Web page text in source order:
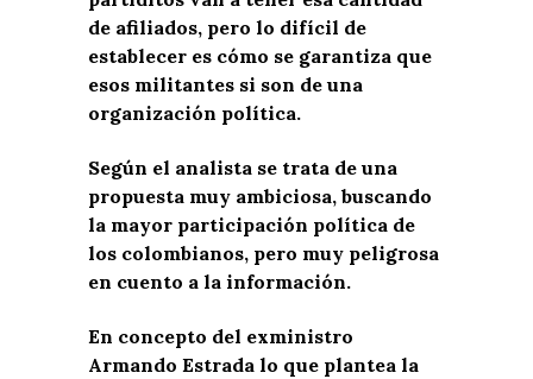
de afiliados, pero lo difícil de
establecer es cómo se garantiza que
esos militantes si son de una
organización política.
Según el analista se trata de una
propuesta muy ambiciosa, buscando
la mayor participación política de
los colombianos, pero muy peligrosa
en cuento a la información.
En concepto del exministro
Armando Estrada lo que plantea la